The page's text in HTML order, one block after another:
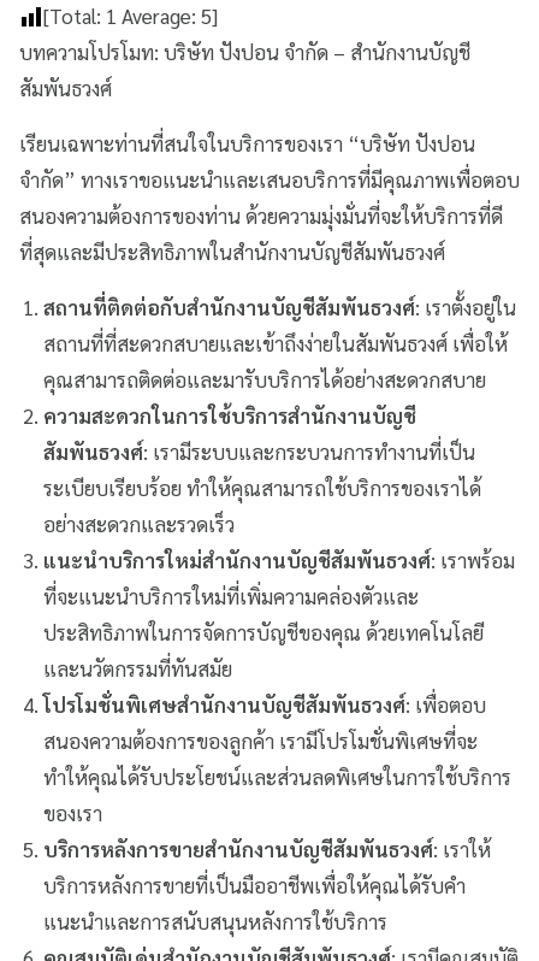
[Total: 1 Average: 5]
บทความโปรโมท: บริษัท ปังปอน จำกัด – สำนักงานบัญชี
สัมพันธวงศ์
เรียนเฉพาะท่านที่สนใจในบริการของเรา “บริษัท ปังปอน
จำกัด” ทางเราขอแนะนำและเสนอบริการที่มีคุณภาพเพื่อตอบ
สนองความต้องการของท่าน ด้วยความมุ่งมั่นที่จะให้บริการที่ดี
ที่สุดและมีประสิทธิภาพในสำนักงานบัญชีสัมพันธวงศ์
สถานที่ติดต่อกับสำนักงานบัญชีสัมพันธวงศ์: เราตั้งอยู่ใน
สถานที่ที่สะดวกสบายและเข้าถึงง่ายในสัมพันธวงศ์ เพื่อให้
คุณสามารถติดต่อและมารับบริการได้อย่างสะดวกสบาย
ความสะดวกในการใช้บริการสำนักงานบัญชี
สัมพันธวงศ์: เรามีระบบและกระบวนการทำงานที่เป็น
ระเบียบเรียบร้อย ทำให้คุณสามารถใช้บริการของเราได้
อย่างสะดวกและรวดเร็ว
แนะนำบริการใหม่สำนักงานบัญชีสัมพันธวงศ์: เราพร้อม
ที่จะแนะนำบริการใหม่ที่เพิ่มความคล่องตัวและ
ประสิทธิภาพในการจัดการบัญชีของคุณ ด้วยเทคโนโลยี
และนวัตกรรมที่ทันสมัย
โปรโมชั่นพิเศษสำนักงานบัญชีสัมพันธวงศ์: เพื่อตอบ
สนองความต้องการของลูกค้า เรามีโปรโมชั่นพิเศษที่จะ
ทำให้คุณได้รับประโยชน์และส่วนลดพิเศษในการใช้บริการ
ของเรา
บริการหลังการขายสำนักงานบัญชีสัมพันธวงศ์: เราให้
บริการหลังการขายที่เป็นมืออาชีพเพื่อให้คุณได้รับคำ
แนะนำและการสนับสนุนหลังการใช้บริการ